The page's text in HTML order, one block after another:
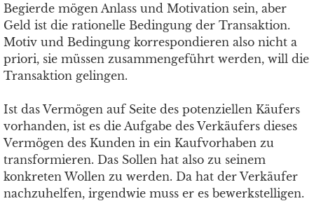
Begierde mögen Anlass und Motivation sein, aber
Geld ist die rationelle Bedingung der Transaktion.
Motiv und Bedingung korrespondieren also nicht a
priori, sie müssen zusammengeführt werden, will die
Transaktion gelingen.
Ist das Vermögen auf Seite des potenziellen Käufers
vorhanden, ist es die Aufgabe des Verkäufers dieses
Vermögen des Kunden in ein Kaufvorhaben zu
transformieren. Das Sollen hat also zu seinem
konkreten Wollen zu werden. Da hat der Verkäufer
nachzuhelfen, irgendwie muss er es bewerkstelligen.